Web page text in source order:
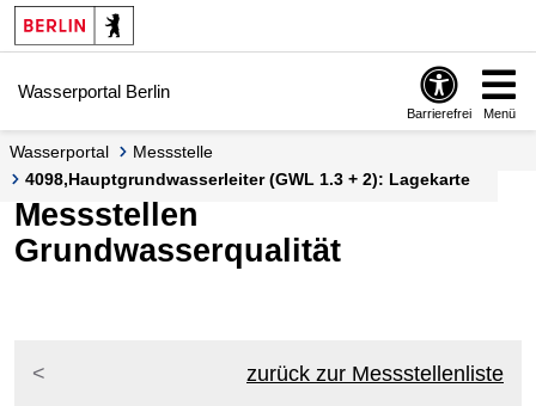
Springe zur Navigation
Springe zum Inhalt
Wasserportal Berlin
Barrierefrei Menü
Wasserportal
Messstelle
4098,Hauptgrundwasserleiter (GWL 1.3 + 2): Lagekarte
Messstellen
Grundwasserqualität
zurück zur Messstellenliste